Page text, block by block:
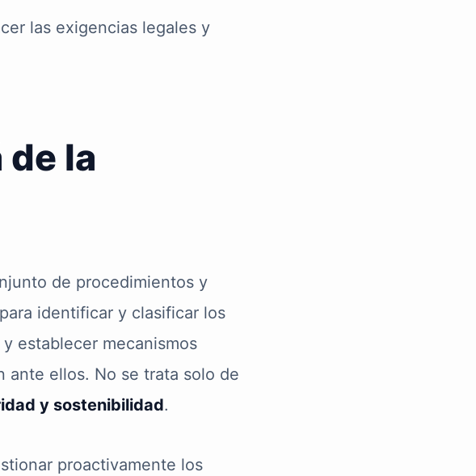
las exigencias legales y
la
de procedimientos y
identificar y clasificar los
establecer mecanismos
ellos. No se trata solo de
y sostenibilidad.
proactivamente los